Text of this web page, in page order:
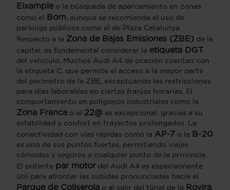
Eixample o la búsqueda de aparcamiento en zonas
como el Born, aunque se recomienda el uso de
parkings públicos como el de Plaza Catalunya.
Respecto a la Zona de Bajas Emisiones (ZBE) de la
capital, es fundamental considerar la etiqueta DGT
del vehículo. Muchos Audi A4 de ocasión cuentan con
la etiqueta C, que permite el acceso a la mayor parte
del perímetro de la ZBE, exceptuando las restricciones
para días laborables en ciertas franjas horarias. El
comportamiento en polígonos industriales como la
Zona Franca o el 22@ es excepcional, gracias a su
estabilidad y confort en trayectos prolongados. La
conectividad con vías rápidas como la AP-7 o la B-20
es uno de sus puntos fuertes, permitiendo viajes
cómodos y seguros a cualquier punto de la provincia.
El potente par motordel Audi A4 es especialmente
útil para afrontar las subidas pronunciadas hacia el
Parque de Collserola o al salir del túnel de la Rovira,